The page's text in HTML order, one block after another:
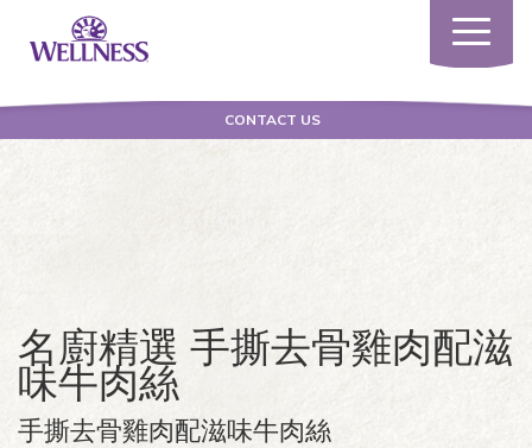
Toggle
CONTACT US
名廚精選 手撕去骨雞肉配滋
味牛肉絲
手撕去骨雞肉配滋味牛肉絲